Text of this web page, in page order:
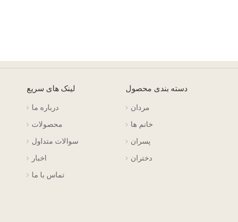
لینک های سریع
درباره ما
محصولات
سوالات متداول
اخبار
تماس با ما
دسته بندی محصول
مردان
خانم ها
پسران
دختران